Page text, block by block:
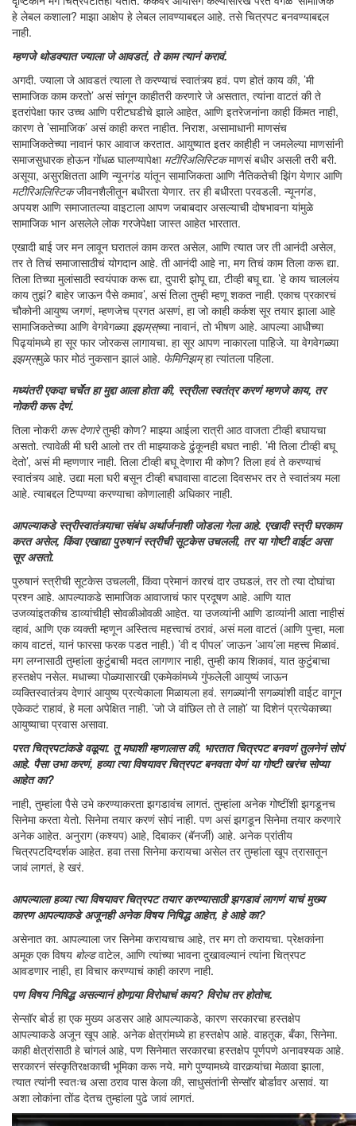
हे लेबल कशाला? माझा आक्षेप हे लेबल लावण्याबद्दल आहे. तसे चित्रपट बनवण्याबद्दल
नाही.
म्हणजे थोडक्यात ज्याला जे आवडतं, ते काम त्यानं करावं.
अगदी. ज्याला जे आवडतं त्याला ते करण्याचं स्वातंत्र्य हवं. पण होतं काय की, ’मी
सामाजिक काम करतो’ असं सांगून काहीतरी करणारे जे असतात, त्यांना वाटतं की ते
इतरांपेक्षा फार उच्च आणि परीटघडीचे झाले आहेत, आणि इतरेजनांना काही किंमत नाही,
कारण ते ’सामाजिक’ असं काही करत नाहीत. निराश, असामाधानी माणसंच
सामाजिकतेच्या नावानं फार आवाज करतात. आयुष्यात इतर काहीही न जमलेल्या माणसांनी
समाजसुधारक होऊन गोंधळ घालण्यापेक्षा मटीरिअलिस्टिकमाणसं बधीर असली तरी बरी.
असूया, असुरक्षितता आणि न्यूनगंड यांतून सामाजिकता आणि नैतिकतेची झिंग येणार आणि
मटीरिअलिस्टिकजीवनशैलीतून बधीरता येणार. तर ही बधीरता परवडली. न्यूनगंड,
अपयश आणि समाजातल्या वाइटाला आपण जबाबदार असल्याची दोषभावना यांमुळे
सामाजिक भान असलेले लोक गरजेपेक्षा जास्त आहेत भारतात.
एखादी बाई जर मन लावून घरातलं काम करत असेल, आणि त्यात जर ती आनंदी असेल,
तर ते तिचं समाजासाठीचं योगदान आहे. ती आनंदी आहे ना, मग तिचं काम तिला करू द्या.
तिला तिच्या मुलांसाठी स्वयंपाक करू द्या, दुपारी झोपू द्या, टीव्ही बघू द्या. ’हे काय चाललंय
काय तुझं? बाहेर जाऊन पैसे कमाव’, असं तिला तुम्ही म्हणू शकत नाही. एकाच प्रकारचं
चौकोनी आयुष्य जगणं, म्हणजेच प्रगत असणं, हा जो काही कर्कश सूर तयार झाला आहे
सामाजिकतेच्या आणि वेगवेगळ्या इझम्‌स्‌च्या नावानं, तो भीषण आहे. आपल्या आधीच्या
पिढ्यांमध्ये हा सूर फार जोरकस लागायचा. हा सूर आपण नाकारला पाहिजे. या वेगवेगळ्या
इझम्‌स्‌मुळे फार मोठं नुकसान झालं आहे. फेमिनिझम्‌हा त्यांतला पहिला.
मध्यंतरी एकदा चर्चेत हा मुद्दा आला होता की, स्त्रीला स्वतंत्र करणं म्हणजे काय, तर
नोकरी करू देणं.
तिला नोकरी करू देणारेतुम्ही कोण? माझ्या आईला रात्री आठ वाजता टीव्ही बघायचा
असतो. त्यावेळी मी घरी आलो तर ती माझ्याकडे ढुंकूनही बघत नाही. ’मी तिला टीव्ही बघू
देतो’, असं मी म्हणणार नाही. तिला टीव्ही बघू देणारा मी कोण? तिला हवं ते करण्याचं
स्वातंत्र्य आहे. उद्या मला घरी बसून टीव्ही बघावासा वाटला दिवसभर तर ते स्वातंत्र्य मला
आहे. त्याबद्दल टिप्पण्या करण्याचा कोणालाही अधिकार नाही.
आपल्याकडे स्त्रीस्वातंत्र्याचा संबंध अर्थार्जनाशी जोडला गेला आहे. एखादी स्त्री घरकाम
करत असेल, किंवा एखाद्या पुरुषानं स्त्रीची सूटकेस उचलली, तर या गोष्टी वाईट असा
सूर असतो.
पुरुषानं स्त्रीची सूटकेस उचलली, किंवा प्रेमानं कारचं दार उघडलं, तर तो त्या दोघांचा
प्रश्न आहे. आपल्याकडे सामाजिक आवाजाचं फार प्रदूषण आहे. आणि यात
उजव्यांइतकीच डाव्यांचीही सोवळीओवळी आहेत. या उजव्यांनी आणि डाव्यांनी आता नाहीसं
व्हावं, आणि एक व्यक्ती म्हणून अस्तित्व महत्त्वाचं ठरावं, असं मला वाटतं (आणि पुन्हा, मला
काय वाटतं, यानं फारसा फरक पडत नाही.) ’वी द पीपल’ जाऊन ’आय’ला महत्त्व मिळावं.
मग लग्नासाठी तुम्हांला कुटुंबाची मदत लागणार नाही, तुम्ही काय शिकावं, यात कुटुंबाचा
हस्तक्षेप नसेल. मधाच्या पोळ्यासारखी एकमेकांमध्ये गुंफलेली आयुष्यं जाऊन
व्यक्तिस्वातंत्र्य देणारं आयुष्य प्रत्येकाला मिळायला हवं. सगळ्यांनी सगळ्यांशी वाईट वागून
एकेकटं राहावं, हे मला अपेक्षित नाही. ’जो जे वांछिल तो ते लाहो’ या दिशेनं प्रत्येकाच्या
आयुष्याचा प्रवास असावा.
परत चित्रपटांकडे वळूया. तू मघाशी म्हणालास की, भारतात चित्रपट बनवणं तुलनेनं सोपं
आहे. पैसा उभा करणं, हव्या त्या विषयावर चित्रपट बनवता येणं या गोष्टी खरंच सोप्या
आहेत का?
नाही, तुम्हांला पैसे उभे करण्याकरता झगडावंच लागतं. तुम्हांला अनेक गोष्टींशी झगडूनच
सिनेमा करता येतो. सिनेमा तयार करणं सोपं नाही. पण असं झगडून सिनेमा तयार करणारे
अनेक आहेत. अनुराग (कश्यप) आहे, दिबाकर (बॅनर्जी) आहे. अनेक प्रांतीय
चित्रपटदिग्दर्शक आहेत. हवा तसा सिनेमा करायचा असेल तर तुम्हांला खूप त्रासातून
जावं लागतं, हे खरं.
आपल्याला हव्या त्या विषयावर चित्रपट तयार करण्यासाठी झगडावं लागणं याचं मुख्य
कारण आपल्याकडे अजूनही अनेक विषय निषिद्ध आहेत, हे आहे का?
असेनात का. आपल्याला जर सिनेमा करायचाच आहे, तर मग तो करायचा. प्रेक्षकांना
अमूक एक विषय बोल्डवाटेल, आणि त्यांच्या भावना दुखावल्यानं त्यांना चित्रपट
आवडणार नाही, हा विचार करण्याचं काही कारण नाही.
पण विषय निषिद्ध असल्यानं होणार्‍या विरोधाचं काय? विरोध तर होतोच.
सेन्सॉर बोर्ड हा एक मुख्य अडसर आहे आपल्याकडे, कारण सरकारचा हस्तक्षेप
आपल्याकडे अजून खूप आहे. अनेक क्षेत्रांमध्ये हा हस्तक्षेप आहे. वाहतूक, बँका, सिनेमा.
काही क्षेत्रांसाठी हे चांगलं आहे, पण सिनेमात सरकारचा हस्तक्षेप पूर्णपणे अनावश्यक आहे.
सरकारनं संस्कृतिरक्षकाची भूमिका करू नये. मागे पुण्यामध्ये वारकर्‍यांचा मेळावा झाला,
त्यात त्यांनी स्वतःच असा ठराव पास केला की, साधुसंतांनी सेन्सॉर बोर्डावर असावं. या
अशा लोकांना तोंड देतच तुम्हांला पुढे जावं लागतं.